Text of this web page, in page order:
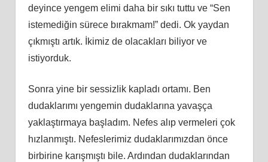
deyince yengem elimi daha bir sıkı tuttu ve “Sen
istemediğin sürece bırakmam!” dedi. Ok yaydan
çıkmıştı artık. İkimiz de olacakları biliyor ve
istiyorduk.
Sonra yine bir sessizlik kapladı ortamı. Ben
dudaklarımı yengemin dudaklarına yavaşça
yaklaştırmaya başladım. Nefes alıp vermeleri çok
hızlanmıştı. Nefeslerimiz dudaklarımızdan önce
birbirine karışmıştı bile. Ardından dudaklarından